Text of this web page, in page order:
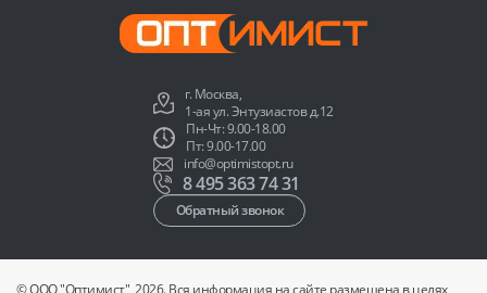
г. Москва,
1-ая ул. Энтузиастов д.12
Пн-Чт: 9.00-18.00
Пт: 9.00-17.00
info@optimistopt.ru
8 495 363 74 31
Обратный звонок
© ООО "Оптимист", 2026. Вся информация на сайте размещена в целях